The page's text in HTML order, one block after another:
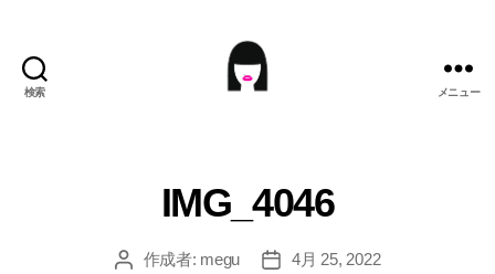
検索 メニュー
IMG_4046
投 作成者: megu
投
4月 25, 2022